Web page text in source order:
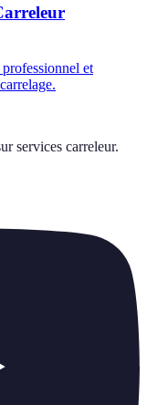
et
services carreleur.